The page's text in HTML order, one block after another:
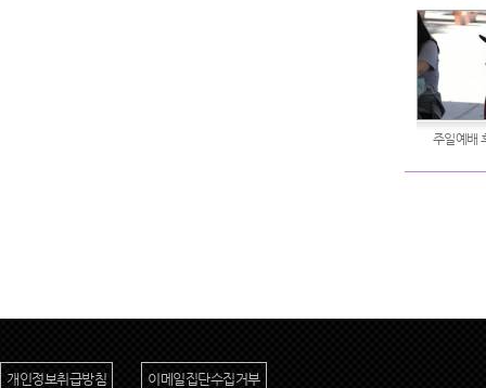
주일예배
개인정보취급방침 이메일집단수집거부